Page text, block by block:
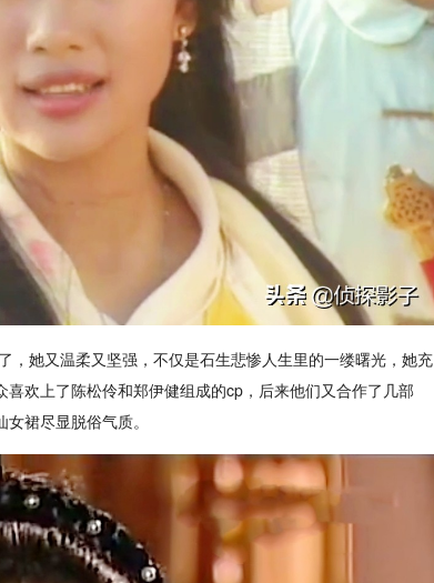
，她又温柔又坚强，不仅是石生悲惨人生里的一缕曙光，她充
欢上了陈松伶和郑伊健组成的cp，后来他们又合作了几部
裙尽显脱俗气质。